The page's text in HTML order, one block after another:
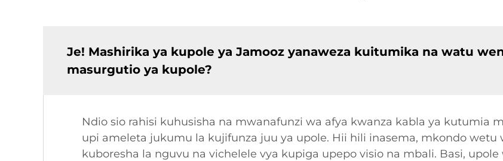
Je! Mashirika ya kupole ya Jamooz yanaweza kuitumika na watu
masurgutio ya kupole?
Ndio sio rahisi kuhusisha na mwanafunzi wa afya kwanza kabla ya kutumia
upi ameleta jukumu la kujifunza juu ya upole. Hii hili inasema, mkondo wetu
kuboresha la nguvu na vichelele vya kupiga upepo visio na mbali. Basi,